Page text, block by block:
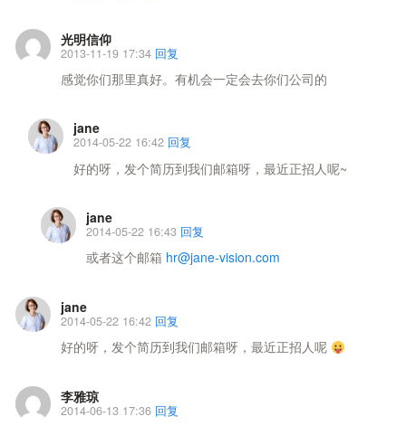
光明信仰
2013-11-19 17:34 回复
感觉你们那里真好。有机会一定会去你们公司的
jane
2014-05-22 16:42 回复
好的呀，发个简历到我们邮箱呀，最近正招人呢~
jane
2014-05-22 16:43 回复
或者这个邮箱 hr@jane-vision.com
jane
2014-05-22 16:42 回复
好的呀，发个简历到我们邮箱呀，最近正招人呢
李雅琼
2014-06-13 17:36 回复